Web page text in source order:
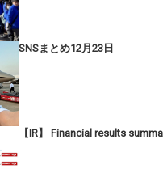
SNSまとめ12月23日
【IR】 Financial results